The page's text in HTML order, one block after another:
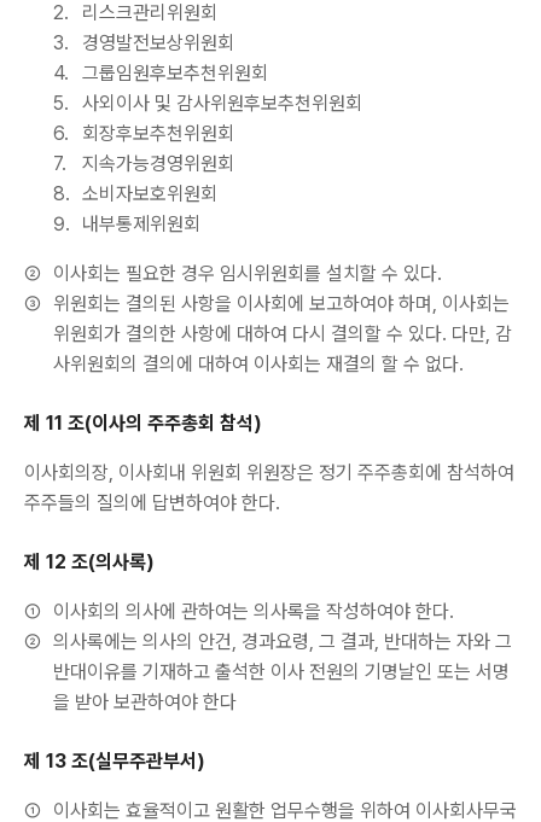
2.
리스크관리위원회
3.
경영발전보상위원회
4.
그룹임원후보추천위원회
5.
사외이사 및 감사위원후보추천위원회
6.
회장후보추천위원회
7.
지속가능경영위원회
8. 소비자보호위원회
9.
내부통제위원회
②
이사회는 필요한 경우 임시위원회를 설치할 수 있다.
③
위원회는 결의된 사항을 이사회에 보고하여야 하며, 이사회는
위원회가 결의한 사항에 대하여 다시 결의할 수 있다. 다만, 감
사위원회의 결의에 대하여 이사회는 재결의 할 수 없다.
제 11 조(이사의 주주총회 참석)
이사회의장, 이사회내 위원회 위원장은 정기 주주총회에 참석하여
주주들의 질의에 답변하여야 한다.
제 12 조(의사록)
①
이사회의 의사에 관하여는 의사록을 작성하여야 한다.
② 의사록에는 의사의 안건, 경과요령, 그 결과, 반대하는 자와 그
반대이유를 기재하고 출석한 이사 전원의 기명날인 또는 서명
을 받아 보관하여야 한다
제 13 조(실무주관부서)
① 이사회는 효율적이고 원활한 업무수행을 위하여 이사회사무국